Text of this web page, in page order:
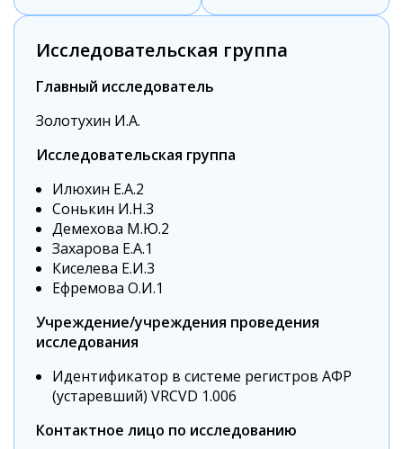
Исследовательская группа
Главный исследователь
Золотухин И.А.
Исследовательская группа
Илюхин Е.А.2
Сонькин И.Н.3
Демехова М.Ю.2
Захарова Е.А.1
Киселева Е.И.3
Ефремова О.И.1
Учреждение/учреждения проведения
исследования
Идентификатор в системе регистров АФР
(устаревший) VRCVD 1.006
Контактное лицо по исследованию